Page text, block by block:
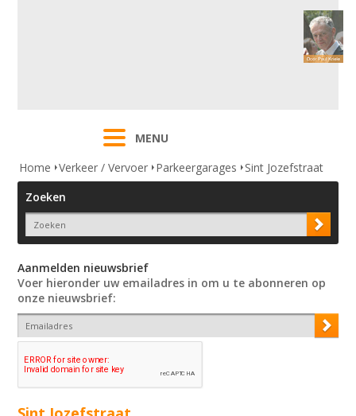
MENU
Home Verkeer / Vervoer Parkeergarages
Sint Jozefstraat
Zoeken
Aanmelden nieuwsbrief
Voer hieronder uw emailadres in om u te abonneren op
onze nieuwsbrief: